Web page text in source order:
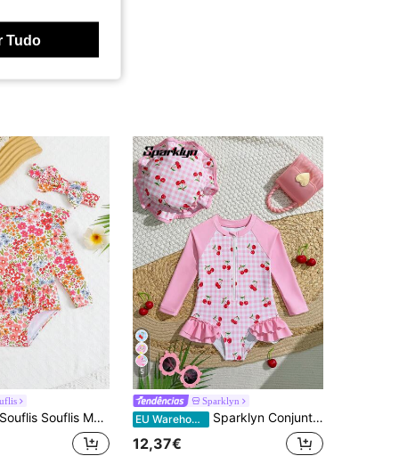
Souflis Souflis Maiô floral aleatório/fixado para bebê menina com faixa de cabelo. Maiô floral com babados para bebê menina. Roupa de bebê menina com mangas bufantes. Roupa de praia para bebê menina. Roupa de banho para menina de 2 anos. Maiô com zíper para bebê menina. Maiô de manga comprida para bebê menina. Maiô com proteção solar para bebê menina. Maiô de manga comprida com proteção solar para bebê menina. Maiô com estampa floral para bebê menina com cobertura total.
5
Sparklyn
EU Warehouse Sparklyn Conjunto de biquíni infantil feminino com estampa de cerejas em rosa com detalhes contrastantes, mangas compridas com babados e chapéu.
12,37€
Tudo